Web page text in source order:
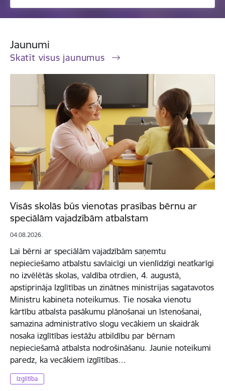
Jaunumi
Skatīt visus jaunumus
Visās skolās būs vienotas prasības bērnu ar
speciālām vajadzībām atbalstam
04.08.2026.
Lai bērni ar speciālām vajadzībām saņemtu
nepieciešamo atbalstu savlaicīgi un vienlīdzīgi neatkarīgi
no izvēlētās skolas, valdība otrdien, 4. augustā,
apstiprināja Izglītības un zinātnes ministrijas sagatavotos
Ministru kabineta noteikumus. Tie nosaka vienotu
kārtību atbalsta pasākumu plānošanai un īstenošanai,
samazina administratīvo slogu vecākiem un skaidrāk
nosaka izglītības iestāžu atbildību par bērnam
nepieciešamā atbalsta nodrošināšanu. Jaunie noteikumi
paredz, ka vecākiem izglītības…
Izglītība